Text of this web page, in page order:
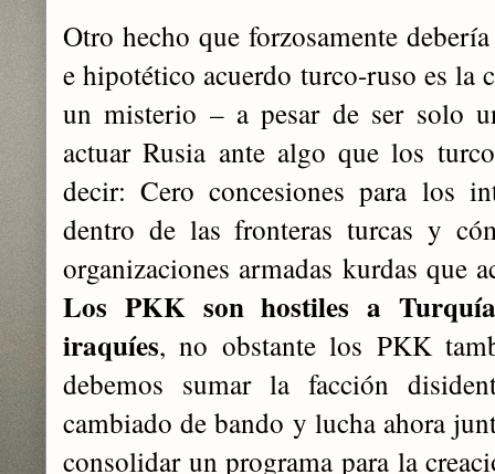
Otro hecho que forzosamente
e hipotético acuerdo turco-ruso es la
un misterio – a pesar de ser solo
actuar Rusia ante algo que los
decir: Cero concesiones para los
dentro de las fronteras turcas y
organizaciones armadas kurdas que
Los PKK son hostiles a
iraquíes, no obstante los PKK
debemos sumar la facción
cambiado de bando y lucha ahora
consolidar un programa para la